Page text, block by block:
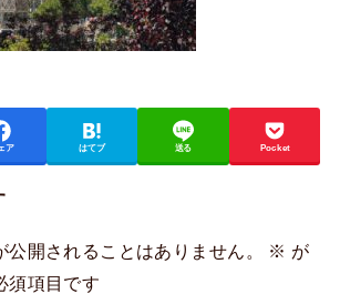
ア はてブ 送る Pocket
公開されることはありません。 ※ が
須項目です